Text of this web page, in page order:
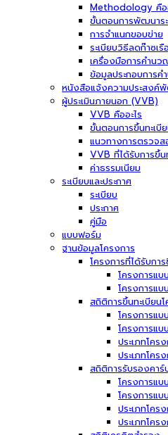
Methodology คือ
ขั้นตอนการพัฒนาร
การจำแนกขอบข่าย
ระเบียบวิธีลดก๊าซเรื
เครื่องมือการคำน
ข้อมูลประกอบการค
หนังสือแจ้งความประสงค์
ผู้ประเมินภายนอก (VVB)
VVB คืออะไร
ขั้นตอนการขึ้นทะเบี
แนวทางการตรวจส
VVB ที่ได้รับการขึ้น
ค่าธรรมเนียม
ระเบียบและประกาศ
ระเบียบ
ประกาศ
คู่มือ
แบบฟอร์ม
ฐานข้อมูลโครงการ
โครงการที่ได้รับการ
โครงการแบ
โครงการแบ
สถิติการขึ้นทะเบียน
โครงการแบ
โครงการแบ
ประเภทโคร
ประเภทโคร
สถิติการรับรองคาร์
โครงการแบ
โครงการแบ
ประเภทโคร
ประเภทโคร